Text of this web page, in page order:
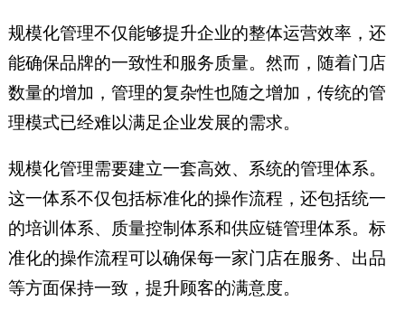
规模化管理不仅能够提升企业的整体运营效率，还
能确保品牌的一致性和服务质量。然而，随着门店
数量的增加，管理的复杂性也随之增加，传统的管
理模式已经难以满足企业发展的需求。
规模化管理需要建立一套高效、系统的管理体系。
这一体系不仅包括标准化的操作流程，还包括统一
的培训体系、质量控制体系和供应链管理体系。标
准化的操作流程可以确保每一家门店在服务、出品
等方面保持一致，提升顾客的满意度。